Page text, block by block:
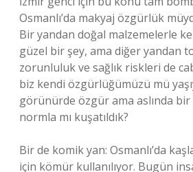
Osmanlı’da makyaj özgürlük
Bir yandan doğal malzemelerle
güzel bir şey, ama diğer yandan
zorunluluk ve sağlık riskleri de
biz kendi özgürlüğümüzü mü
görünürde özgür ama aslında
normla mı kuşatıldık?
Bir de komik yan: Osmanlı’da
için kömür kullanılıyor. Bugün